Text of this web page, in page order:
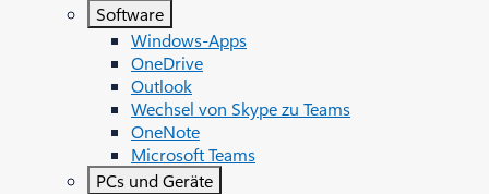
Software
Windows-Apps
OneDrive
Outlook
Wechsel von Skype zu Teams
OneNote
Microsoft Teams
PCs und Geräte